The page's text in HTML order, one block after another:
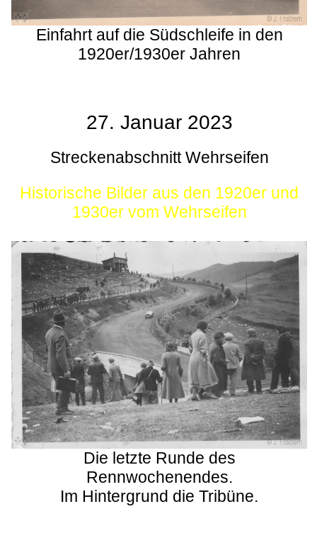
Einfahrt auf die Südschleife in den
1920er/1930er Jahren
27. Januar 2023
Streckenabschnitt Wehrseifen
Historische Bilder aus den 1920er und
1930er vom Wehrseifen
Die letzte Runde des
Rennwochenendes.
Im Hintergrund die Tribüne.